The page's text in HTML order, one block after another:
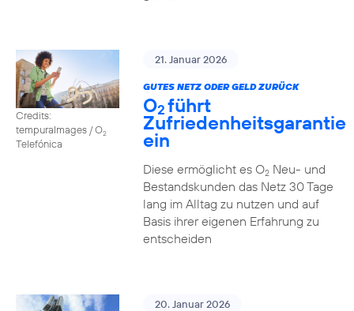
Credits:
tempuraImages / O2
Telefónica
21. Januar 2026
GUTES NETZ ODER GELD ZURÜCK
O2führt
Zufriedenheitsgarantie
ein
Diese ermöglicht es O2Neu- und
Bestandskunden das Netz 30 Tage
lang im Alltag zu nutzen und auf
Basis ihrer eigenen Erfahrung zu
entscheiden
20. Januar 2026